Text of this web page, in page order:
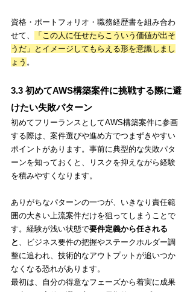
資格・ポートフォリオ・職務経歴書を組み合わ
せて、
「この人に任せたらこういう価値が出そ
うだ」と イメージしてもらえる形を意識しまし
ょう 。
3.3 初めてAWS構築案件に挑戦する際に避
けたい失敗パターン
初めてフリーランスとしてAWS構築案件に参画
する際は、案件選びや進め方でつまずきやすい
ポイントがあります。事前に典型的な失敗パタ
ーンを知っておくと、リスクを抑えながら経験
を積みやすくなります。
ありがちなパターンの一つが、いきなり責任範
囲の大きい上流案件だけを狙ってしまうことで
す。経験が浅い状態で要件定義から任される
と 、ビジネス要件の把握やステークホルダー調
整に追われ、技術的なアウトプットが追いつか
なくなる恐れがあります。
最初は、自分の得意なフェーズから着実に成果